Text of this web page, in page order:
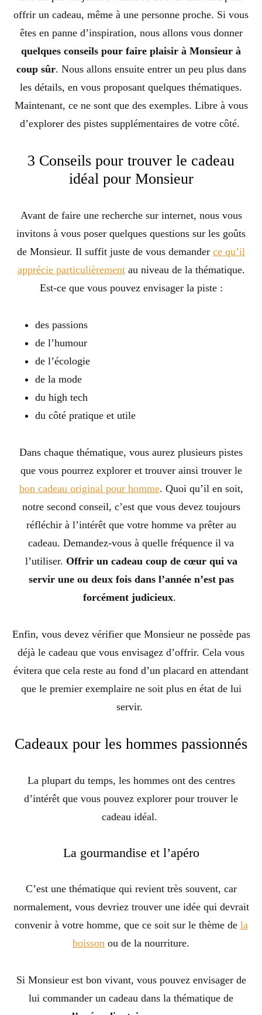
offrir un cadeau, même à une personne proche. Si vous
êtes en panne d’inspiration, nous allons vous donner
quelques conseils pour faire plaisir à Monsieur à
coup sûr. Nous allons ensuite entrer un peu plus dans
les détails, en vous proposant quelques thématiques.
Maintenant, ce ne sont que des exemples. Libre à vous
d’explorer des pistes supplémentaires de votre côté.
3 Conseils pour trouver le cadeau
idéal pour Monsieur
Avant de faire une recherche sur internet, nous vous
invitons à vous poser quelques questions sur les goûts
de Monsieur. Il suffit juste de vous demander ce qu’il
apprécie particulièrementau niveau de la thématique.
Est-ce que vous pouvez envisager la piste :
des passions
de l’humour
de l’écologie
de la mode
du high tech
du côté pratique et utile
Dans chaque thématique, vous aurez plusieurs pistes
que vous pourrez explorer et trouver ainsi trouver le
bon cadeau original pour homme. Quoi qu’il en soit,
notre second conseil, c’est que vous devez toujours
réfléchir à l’intérêt que votre homme va prêter au
cadeau. Demandez-vous à quelle fréquence il va
l’utiliser. Offrir un cadeau coup de cœur qui va
servir une ou deux fois dans l’année n’est pas
forcément judicieux.
Enfin, vous devez vérifier que Monsieur ne possède pas
déjà le cadeau que vous envisagez d’offrir. Cela vous
évitera que cela reste au fond d’un placard en attendant
que le premier exemplaire ne soit plus en état de lui
servir.
Cadeaux pour les hommes passionnés
La plupart du temps, les hommes ont des centres
d’intérêt que vous pouvez explorer pour trouver le
cadeau idéal.
La gourmandise et l’apéro
C’est une thématique qui revient très souvent, car
normalement, vous devriez trouver une idée qui devrait
convenir à votre homme, que ce soit sur le thème de la
boisson ou de la nourriture.
Si Monsieur est bon vivant, vous pouvez envisager de
lui commander un cadeau dans la thématique de